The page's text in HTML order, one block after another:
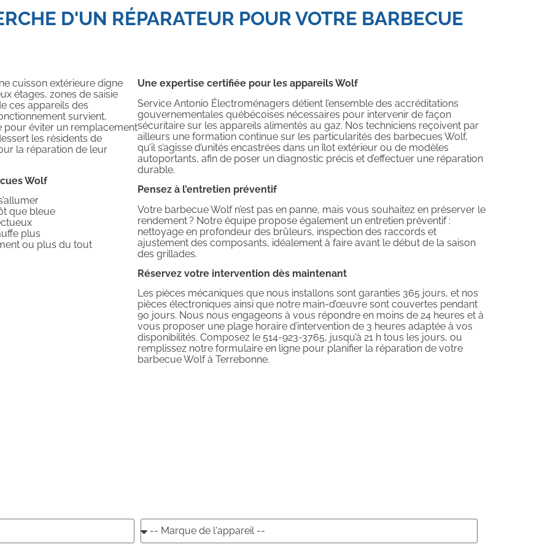
D'UN RÉPARATEUR POUR VOTRE BARBECUE
cuisson extérieure digne
étages, zones de saisie
ces appareils des
survient,
pour éviter un remplacement
les résidents de
la réparation de leur
Wolf
que bleue
plus
ou plus du tout
Une expertise certifiée pour les appareils Wolf
Service Antonio Électroménagers détient l’ensemble des accréditations
gouvernementales québécoises nécessaires pour intervenir de façon
sécuritaire sur les appareils alimentés au gaz. Nos techniciens reçoivent par
ailleurs une formation continue sur les particularités des barbecues Wolf,
qu’il s’agisse d’unités encastrées dans un îlot extérieur ou de modèles
autoportants, afin de poser un diagnostic précis et d’effectuer une réparation
durable.
Pensez à l’entretien préventif
Votre barbecue Wolf n’est pas en panne, mais vous souhaitez en préserver le
rendement ? Notre équipe propose également un entretien préventif :
nettoyage en profondeur des brûleurs, inspection des raccords et
ajustement des composants, idéalement à faire avant le début de la saison
des grillades.
Réservez votre intervention dès maintenant
Les pièces mécaniques que nous installons sont garanties 365 jours, et nos
pièces électroniques ainsi que notre main-d’œuvre sont couvertes pendant
90 jours. Nous nous engageons à vous répondre en moins de 24 heures et à
vous proposer une plage horaire d’intervention de 3 heures adaptée à vos
disponibilités. Composez le 514-923-3765, jusqu’à 21 h tous les jours, ou
remplissez notre formulaire en ligne pour planifier la réparation de votre
barbecue Wolf à Terrebonne.